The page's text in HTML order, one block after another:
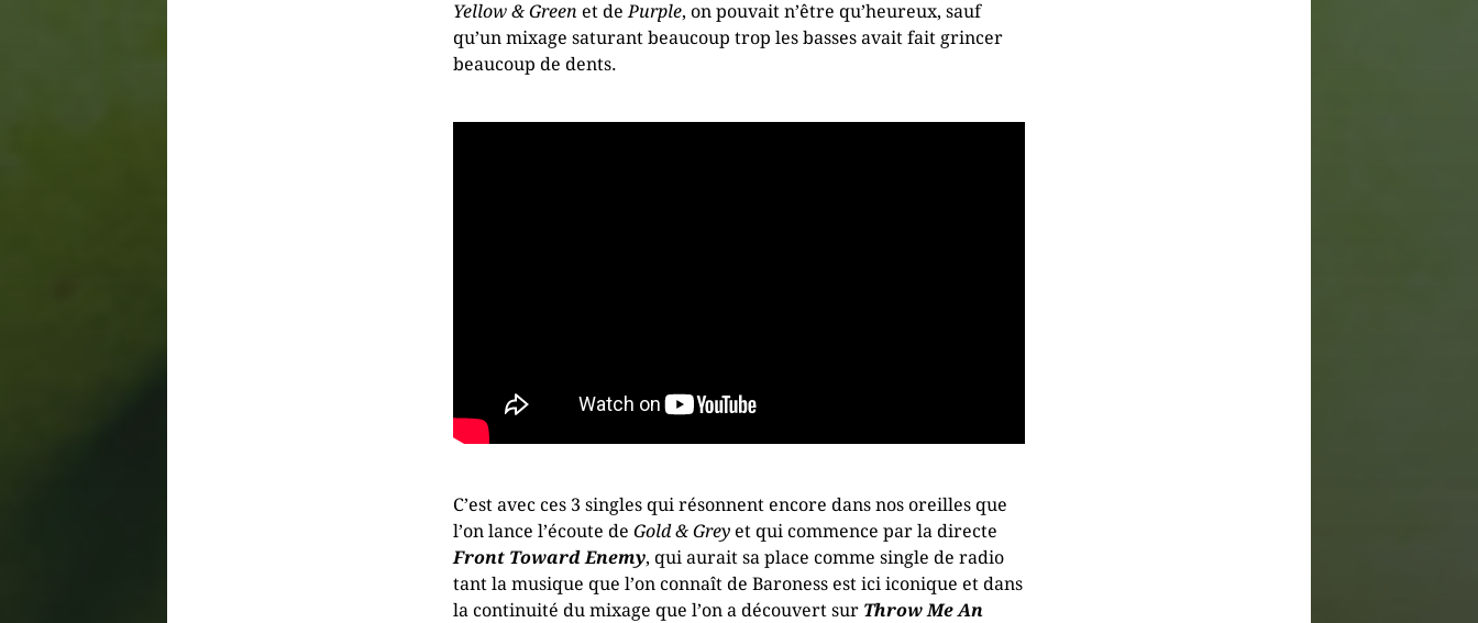
Yellow & Green et dePurple, on pouvait n’être qu’heureux, sauf
qu’un mixage saturant beaucoup trop les basses avait fait grincer
beaucoup de dents.
C’est avec ces 3 singles qui résonnent encore dans nos oreilles que
l’on lance l’écoute de Gold & Grey et qui commence par la directe
Front Toward Enemy, qui aurait sa place comme single de radio
tant la musique que l’on connaît de Baroness est ici iconique et dans
la continuité du mixage que l’on a découvert sur Throw Me An